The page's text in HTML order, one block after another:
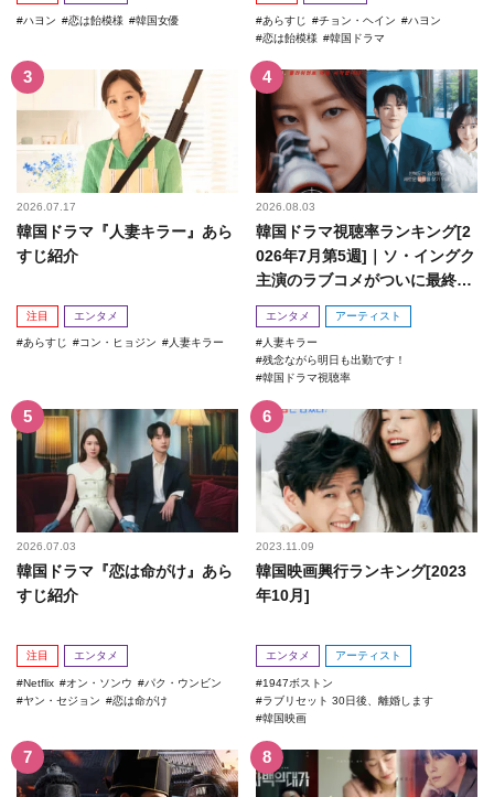
ハヨン 恋は飴模様 韓国女優 あらすじ チョン・ヘイン
ハヨン
恋は飴模様
韓国ドラマ
2026.07.17
韓国ドラマ『人妻キラー』あら
すじ紹介
注目 エンタメ
あらすじ コン・ヒョジン 人妻キラー
2026.08.03
韓国ドラマ視聴率ランキング[2
026年7月第5週]｜ソ・イングク
主演のラブコメがついに最終
回！
エンタメ アーティスト
人妻キラー
残念ながら明日も出勤です！
韓国ドラマ視聴率
2026.07.03
韓国ドラマ『恋は命がけ』あら
すじ紹介
注目 エンタメ
Netflix オン・ソンウ
パク・ウンビン
ヤン・セジョン
恋は命がけ
2023.11.09
韓国映画興行ランキング[2023
年10月]
エンタメ アーティスト
1947ボストン
ラブリセット 30日後、離婚します
韓国映画